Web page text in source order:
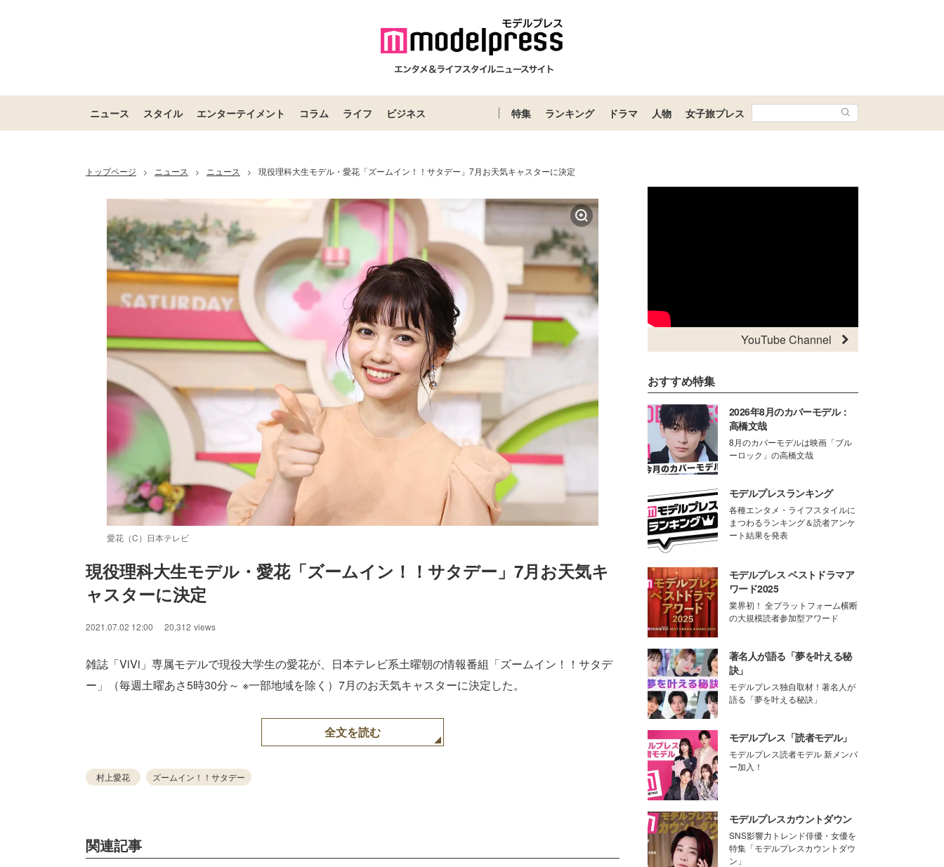
ニュース スタイル エンターテイメント コラム ライフ ビジネス 特集 ランキング ドラマ 人物 女子旅プレス
トップページ > ニュース > ニュース > 現役理科大生モデル・愛花「ズームイン！！サタデー」7月お天気キャスターに決定
愛花（C）日本テレビ
現役理科大生モデル・愛花「ズームイン！！サタデー」7月お天気キ
ャスターに決定
2021.07.02 12:00 20,312 views
雑誌「ViVi」専属モデルで現役大学生の愛花が、日本テレビ系土曜朝の情報番組「ズームイン！！サタデ
ー」（毎週土曜あさ5時30分～ ※一部地域を除く）7月のお天気キャスターに決定した。
全文を読む
村上愛花 ズームイン！！サタデー
関連記事
YouTube Channel
おすすめ特集
2026年8月のカバーモデル：
高橋文哉
8月のカバーモデルは映画「ブル
ーロック」の高橋文哉
モデルプレスランキング
各種エンタメ・ライフスタイルに
まつわるランキング＆読者アンケ
ート結果を発表
モデルプレス ベストドラマア
ワード2025
業界初！ 全プラットフォーム横断
の大規模読者参加型アワード
著名人が語る「夢を叶える秘
訣」
モデルプレス独自取材！著名人が
語る「夢を叶える秘訣」
モデルプレス「読者モデル」
モデルプレス読者モデル 新メンバ
ー加入！
モデルプレスカウントダウン
SNS影響力トレンド俳優・女優を
特集「モデルプレスカウントダウ
ン」